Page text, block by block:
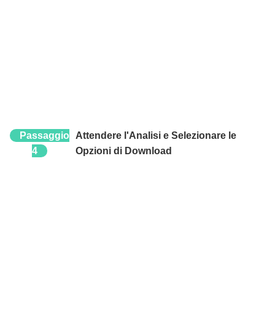
Passaggio
4
Attendere l'Analisi e Selezionare le
Opzioni di Download